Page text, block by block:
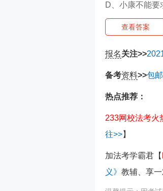
D、小康不能要
查看答案
报名关注>>
备考资料>>包
热点推荐：
233网校法考火
往>>】
加法考学霸君 【
义》 教辅、享一